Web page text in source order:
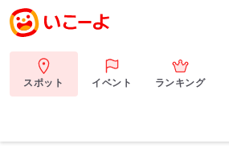
スポット イベント ランキング